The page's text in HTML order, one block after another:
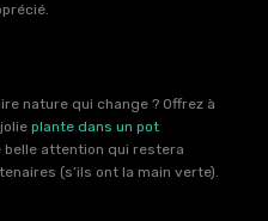
nature qui change ? Offrez à
plante dans un pot
belle attention qui restera
(s’ils ont la main verte).